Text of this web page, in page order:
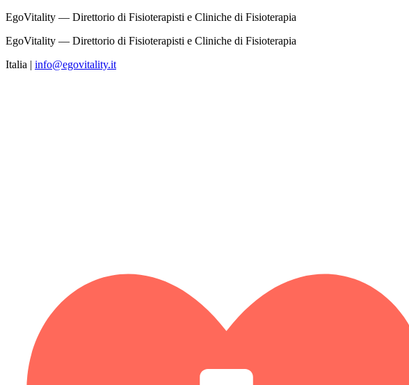
EgoVitality — Direttorio di Fisioterapisti e Cliniche di Fisioterapia
EgoVitality — Direttorio di Fisioterapisti e Cliniche di Fisioterapia
Italia | info@egovitality.it